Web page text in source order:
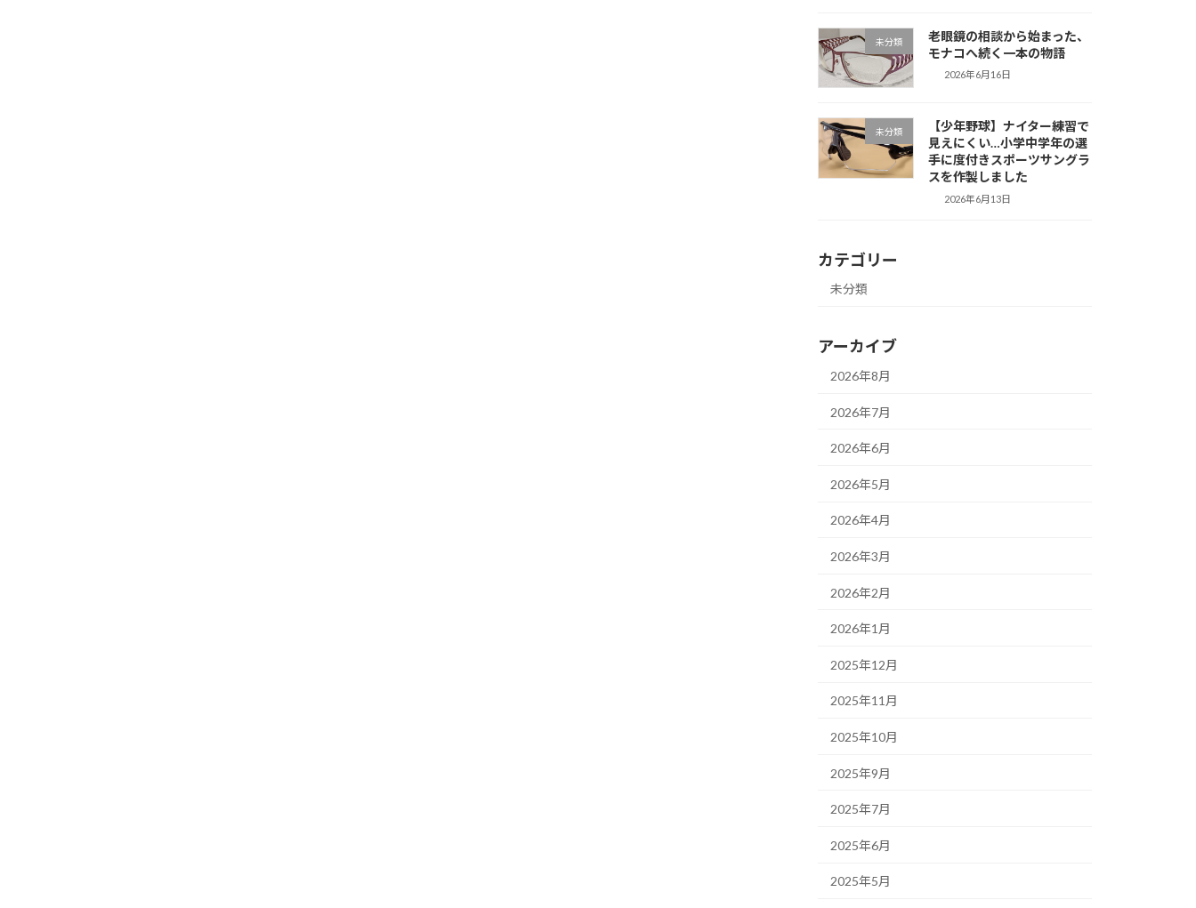
未分類
老眼鏡の相談から始まった、
モナコへ続く一本の物語
2026年6月16日
未分類
【少年野球】ナイター練習で
見えにくい…小学中学年の選
手に度付きスポーツサングラ
スを作製しました
2026年6月13日
カテゴリー
未分類
アーカイブ
2026年8月
2026年7月
2026年6月
2026年5月
2026年4月
2026年3月
2026年2月
2026年1月
2025年12月
2025年11月
2025年10月
2025年9月
2025年7月
2025年6月
2025年5月